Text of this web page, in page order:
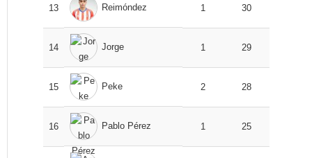
13 Reimóndez 1 30
14 Jorge 1 29
15 Peke 2 28
16 Pablo Pérez 1 25